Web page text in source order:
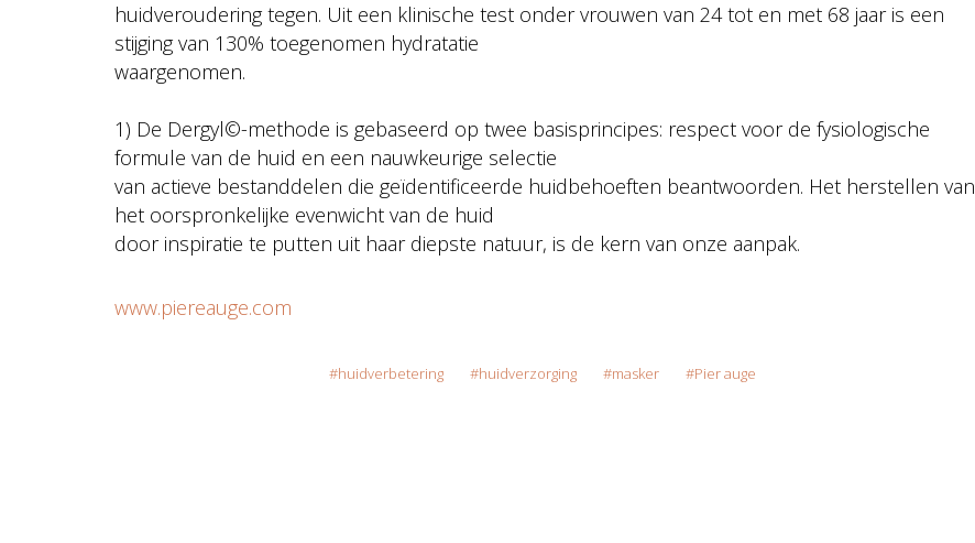
huidveroudering tegen. Uit een klinische test onder vrouwen van 24 tot en met 68 jaar is een
stijging van 130% toegenomen hydratatie
waargenomen.
1) De Dergyl©-methode is gebaseerd op twee basisprincipes: respect voor de fysiologische
formule van de huid en een nauwkeurige selectie
van actieve bestanddelen die geïdentificeerde huidbehoeften beantwoorden. Het herstellen van
het oorspronkelijke evenwicht van de huid
door inspiratie te putten uit haar diepste natuur, is de kern van onze aanpak.
www.piereauge.com
huidverbetering huidverzorging masker Pier auge